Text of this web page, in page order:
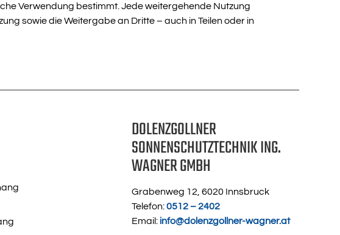
Verwendung bestimmt. Jede weitergehende Nutzung
sowie die Weitergabe an Dritte – auch in Teilen oder in
DOLENZGOLLNER
SONNENSCHUTZTECHNIK ING.
WAGNER GMBH
Grabenweg 12, 6020 Innsbruck
Telefon:0512 – 2402
Email: info@dolenzgollner-wagner.at